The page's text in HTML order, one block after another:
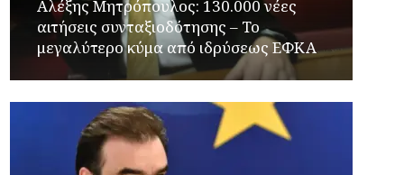
Αλέξης Μητρόπουλος: 130.000 νέες
αιτήσεις συνταξιοδότησης – Το
μεγαλύτερο κύμα από ιδρύσεως ΕΦΚΑ